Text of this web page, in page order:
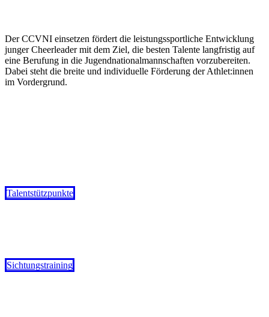
Der CCVNI einsetzen fördert die leistungssportliche Entwicklung
junger Cheerleader mit dem Ziel, die besten Talente langfristig auf
eine Berufung in die Jugendnationalmannschaften vorzubereiten.
Dabei steht die breite und individuelle Förderung der Athlet:innen
im Vordergrund.
Talentstützpunkte
Sichtungstraining